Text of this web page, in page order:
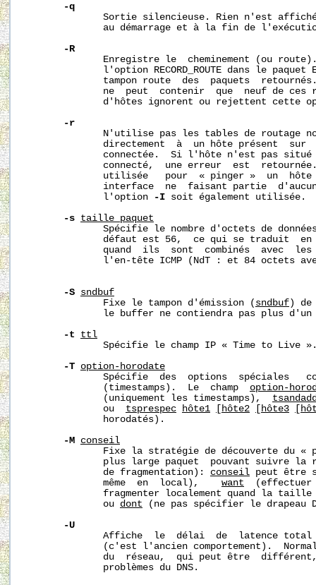
-q
Sortie silencieuse. Rien n'est
au démarrage et à la fin de
-R
Enregistre le  cheminement (ou
l'option RECORD_ROUTE dans le paquet
tampon route  des  paquets
ne  peut  contenir  que  neuf de ces
d'hôtes ignorent ou rejettent cette
-r
N'utilise pas les tables de routage
directement  à  un hôte présent  sur
connectée.  Si l'hôte n'est pas
connecté,  une erreur  est
utilisée   pour  « pinger »  un
interface  ne  faisant partie
              l'option
-I soit également utilisée.
-s taille_paquet
Spécifie le nombre d'octets de
défaut est 56,  ce qui se traduit
quand  ils  sont  combinés  avec
l'en-tête ICMP (NdT : et 84 octets
-S sndbuf
              Fixe le tampon d'émission (
sndbuf )
le buffer ne contiendra pas plus
-t
ttl
Spécifie le champ IP « Time to Live
-T option-horodate
Spécifie  des  options  spéciales
              (timestamps).  Le  champ
option-
              (uniquement les timestamps),
              ou
tsprespec hôte1 [hôte2 [hôte3
              horodatés).
-M
conseil
Fixe la stratégie de découverte du «
plus large paquet  pouvant suivre la
              de fragmentation):
conseil peut être
              même  en  local),
want
(effectuer
fragmenter localement quand la
              ou
dont (ne pas spécifier le drapeau
-U
Affiche  le  délai  de  latence
(c'est l'ancien comportement).
du  réseau,  qui peut être
              problèmes du DNS.